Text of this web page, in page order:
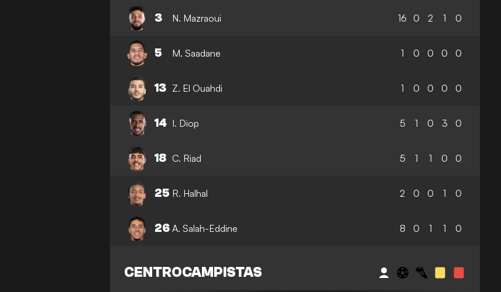
3 N. Mazraoui 16 0 2 1 0
5 M. Saadane 1 0 0 0 0
13 Z. El Ouahdi 1 0 0 0 0
14 I. Diop 5 1 0 3 0
18 C. Riad 5 1 1 0 0
25 R. Halhal 2 0 0 1 0
26 A. Salah-Eddine 8 0 1 1 0
CENTROCAMPISTAS